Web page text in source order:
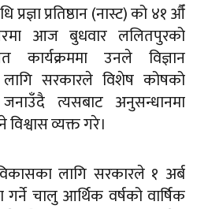
प्रज्ञा प्रतिष्ठान (नास्ट) को ४१ औँ
आज बुधवार ललितपुरको
कार्यक्रममा उनले विज्ञान
लागि सरकारले विशेष कोषको
त्यसबाट अनुसन्धानमा
व्यक्त गरे।
विकासका लागि सरकारले १ अर्ब
चालु आर्थिक वर्षको वार्षिक